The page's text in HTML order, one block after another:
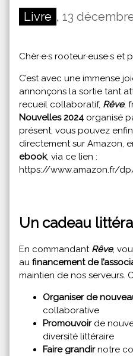
Livre , 13
Chèr·e·s rooteur·euse·s et
C’est avec une immense
annonçons la sortie tant
recueil collaboratif, Rêve,
Nouvelles 2024 organisé
présent, vous pouvez
directement sur Amazon,
ebook, via ce lien :
https://www.amazon.fr/
Un cadeau
En commandant Rêve,
au financement de
maintien de nos serveurs.
Organiser de
collaborative
Promouvoirde
diversité littéraire
Faire grandirnotre